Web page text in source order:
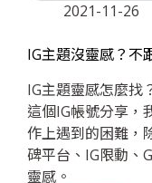
2021-11-26
IG主題沒靈感？不
IG主題靈感怎麼找
這個IG帳號分享，
作上遇到的困難，
碑平台、IG限動、
靈感。